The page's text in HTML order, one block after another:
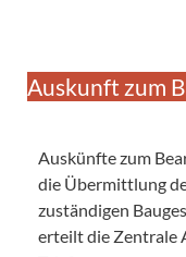
Auskunft zum
Auskünfte zum
die Übermittlung
zuständigen
erteilt die Zentrale